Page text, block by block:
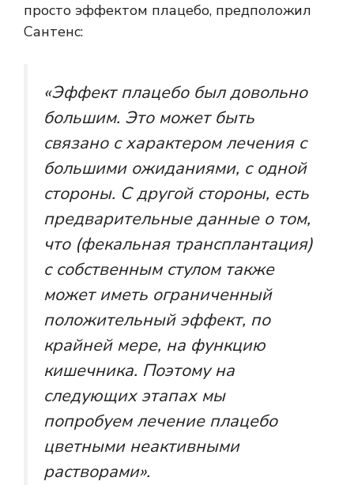
просто эффектом плацебо, предположил
Сантенс:
«Эффект плацебо был довольно
большим. Это может быть
связано с характером лечения с
большими ожиданиями, с одной
стороны. С другой стороны, есть
предварительные данные о том,
что (фекальная трансплантация)
с собственным стулом также
может иметь ограниченный
положительный эффект, по
крайней мере, на функцию
кишечника. Поэтому на
следующих этапах мы
попробуем лечение плацебо
цветными неактивными
растворами».